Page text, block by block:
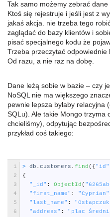
Tak samo możemy zebrać
Ktoś się rejestruje i jeśli jest z
jakaś akcja. nie trzeba tego
zaglądać do bazy klientów i
pisać specjalnego kodu że
Trzeba przeczytać odpowiednie
Od razu, a nie raz na dobę.
Dane leżą sobie w bazie – czy
NoSQL nie ma większego
pewnie lepsza byłaby relacyjna
SQLu). Ale takie Mongo trzyma
chcieliśmy), odpytując
przykład coś takiego:
1
2
3
4
5
6
> db . customers . find ( {"id"
{
"_id" : ObjectId (
"first_name" : "Cyprian"
"last_name" :
"address" : "plac